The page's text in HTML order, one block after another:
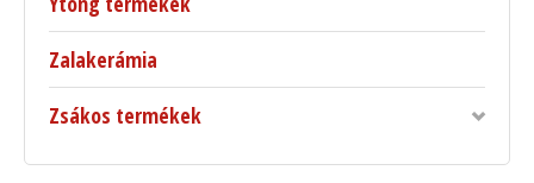
Zalakerámia
Zsákos termékek